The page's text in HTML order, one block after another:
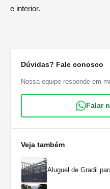
e interior.
Dúvidas? Fale conosco
Nossa equipe responde em
Falar
Veja também
Aluguel de Gradil